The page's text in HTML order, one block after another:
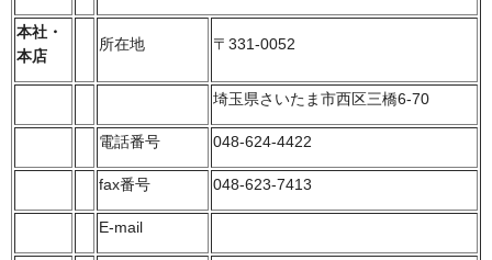
本社・
本店
所在地 〒331-0052
埼玉県さいたま市西区三橋6-70
電話番号 048-624-4422
fax番号 048-623-7413
E-mail